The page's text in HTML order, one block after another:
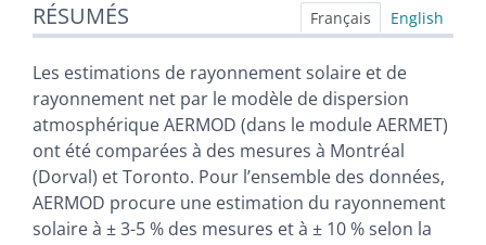
Index
Plan
Texte
Bibliographie
Illustrations
Citer cet article
Auteurs
RÉSUMÉS Français English
Les estimations de rayonnement solaire et de
rayonnement net par le modèle de dispersion
atmosphérique AERMOD (dans le module AERMET)
ont été comparées à des mesures à Montréal
(Dorval) et Toronto. Pour l’ensemble des données,
AERMOD procure une estimation du rayonnement
solaire à ± 3-5 % des mesures et à ± 10 % selon la